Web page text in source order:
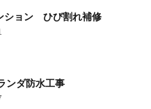
ション ひび割れ補修
ンダ防水工事